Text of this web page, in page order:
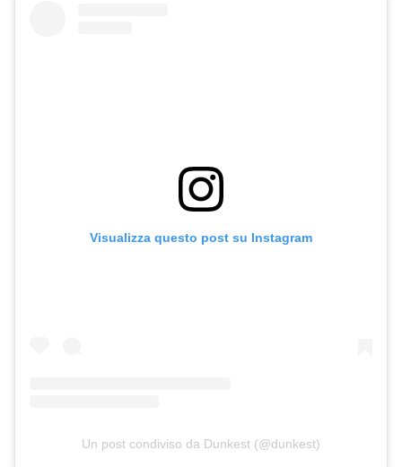
Visualizza questo post su Instagram
Un post condiviso da Dunkest (@dunkest)